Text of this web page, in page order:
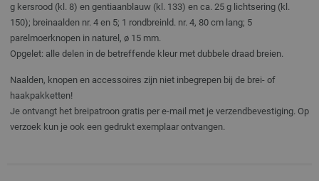
g kersrood (kl. 8) en gentiaanblauw (kl. 133) en ca. 25 g lichtsering (kl.
150); breinaalden nr. 4 en 5; 1 rondbreinld. nr. 4, 80 cm lang; 5
parelmoerknopen in naturel, ø 15 mm.
Opgelet: alle delen in de betreffende kleur met dubbele draad breien.
Naalden, knopen en accessoires zijn niet inbegrepen bij de brei- of
haakpakketten!
Je ontvangt het breipatroon gratis per e-mail met je verzendbevestiging. Op
verzoek kun je ook een gedrukt exemplaar ontvangen.